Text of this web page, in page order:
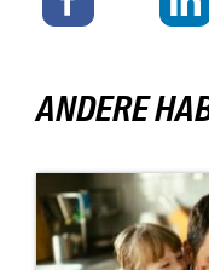
ANDERE